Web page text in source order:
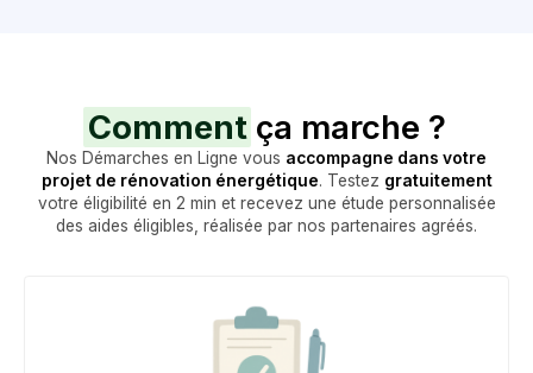
Commentça marche ?
Nos Démarches en Ligne vous accompagne dans votre
projet de rénovation énergétique. Testez gratuitement
votre éligibilité en 2 min et recevez une étude personnalisée
des aides éligibles, réalisée par nos partenaires agréés.